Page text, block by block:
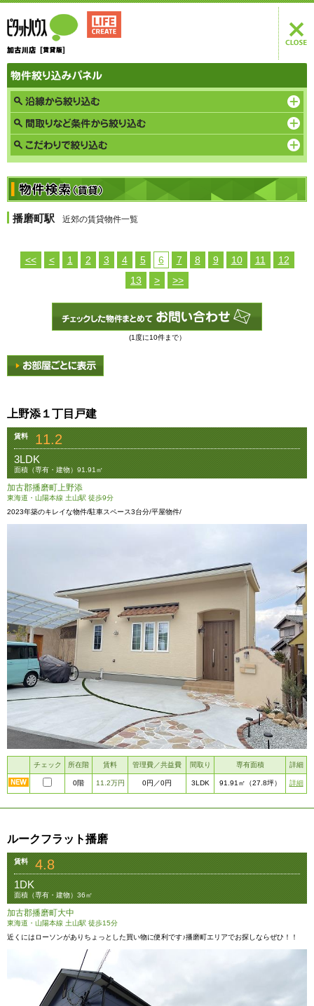
播磨町駅 近郊の賃貸物件一覧
<< < 1 2 3 4 5 6 7 8 9 10 11
12
13
> >>
(1度に10件まで）
上野添１丁目戸建
賃料 11.2
3LDK
面積（専有・建物）91.91㎡
加古郡播磨町上野添
東海道・山陽本線 土山駅 徒歩9分
2023年築のキレイな物件/駐車スペース3台分/平屋物件/
チェック 所在階 賃料 管理費／共益費 間取り 専有面積 詳細
0階 11.2万円 0円 ／0円 3LDK 91.91㎡ （27.8坪） 詳細
ルークフラット播磨
賃料 4.8
1DK
面積（専有・建物）36㎡
加古郡播磨町大中
東海道・山陽本線 土山駅 徒歩15分
近くにはローソンがありちょっとした買い物に便利です♪播磨町エリアでお探しならぜひ！！